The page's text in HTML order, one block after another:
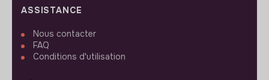
ASSISTANCE
Nous contacter
FAQ
Conditions d'utilisation